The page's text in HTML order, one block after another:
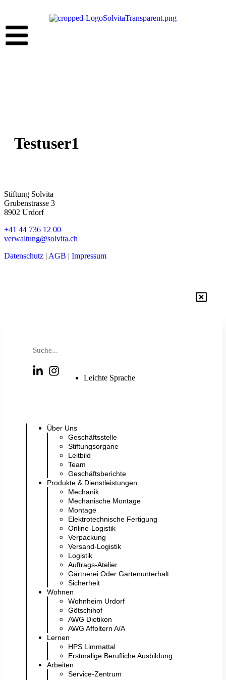
Testuser1
Stiftung Solvita
Grubenstrasse 3
8902 Urdorf
+41 44 736 12 00
verwaltung@solvita.ch
Datenschutz | AGB | Impressum
Leichte Sprache
Über Uns
Geschäftsstelle
Stiftungsorgane
Leitbild
Team
Geschäftsberichte
Produkte & Dienstleistungen
Mechanik
Mechanische Montage
Montage
Elektrotechnische Fertigung
Online-Logistik
Verpackung
Versand-Logistik
Logistik
Auftrags-Atelier
Gärtnerei Oder Gartenunterhalt
Sicherheit
Wohnen
Wohnheim Urdorf
Götschihof
AWG Dietikon
AWG Affoltern A/A
Lernen
HPS Limmattal
Erstmalige Berufliche Ausbildung
Arbeiten
Service-Zentrum